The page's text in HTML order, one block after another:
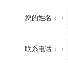
您的姓名：
联系电话：